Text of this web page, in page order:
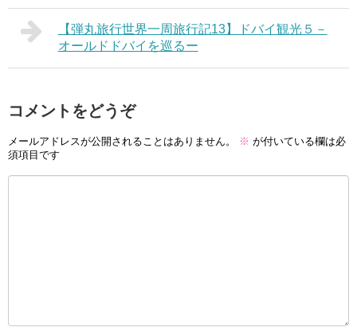
【弾丸旅行世界一周旅行記13】ドバイ観光５－
オールドドバイを巡るー
コメントをどうぞ
メールアドレスが公開されることはありません。 ※ が付いている欄は必
須項目です